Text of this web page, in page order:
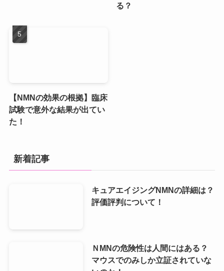
る？
【NMNの効果の根拠】臨床
試験で意外な結果が出てい
た！
新着記事
キュアエイジングNMNの詳細は？
評価評判について！
ＮMNの危険性は人間にはある？
マウスでのみしか立証されていな